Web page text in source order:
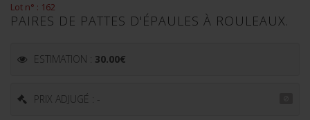
Lot n° : 162
PAIRES DE PATTES D'ÉPAULES À ROULEAUX.
ESTIMATION : 30.00€
PRIX ADJUGÉ : -